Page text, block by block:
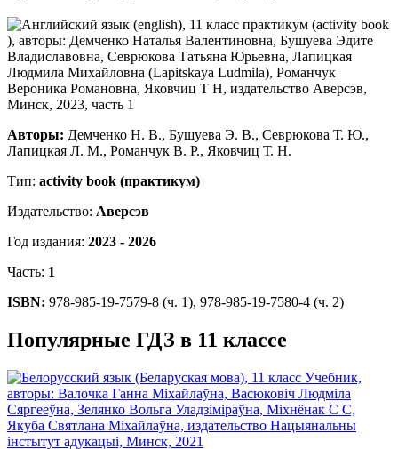
Авторы: Демченко Н. В., Бушуева Э. В., Севрюкова Т. Ю.,
Лапицкая Л. М., Романчук В. Р., Яковчиц Т. Н.
Тип: activity book (практикум)
Издательство: Аверсэв
Год издания: 2023 - 2026
Часть: 1
ISBN: 978-985-19-7579-8 (ч. 1), 978-985-19-7580-4 (ч. 2)
Популярные ГДЗ в 11 классе